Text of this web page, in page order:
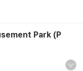
Park (P